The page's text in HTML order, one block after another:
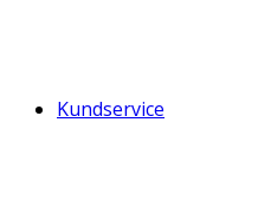
Kundservice